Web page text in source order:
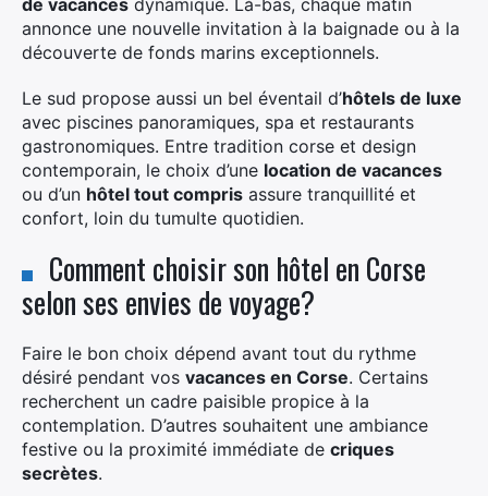
de vacances dynamique. Là-bas, chaque matin
annonce une nouvelle invitation à la baignade ou à la
découverte de fonds marins exceptionnels.
Le sud propose aussi un bel éventail d’hôtels de luxe
avec piscines panoramiques, spa et restaurants
gastronomiques. Entre tradition corse et design
contemporain, le choix d’une location de vacances
ou d’un hôtel tout compris assure tranquillité et
confort, loin du tumulte quotidien.
Comment choisir son hôtel en Corse
selon ses envies de voyage?
Faire le bon choix dépend avant tout du rythme
désiré pendant vos vacances en Corse. Certains
recherchent un cadre paisible propice à la
contemplation. D’autres souhaitent une ambiance
festive ou la proximité immédiate de criques
secrètes.
×
Rechercher
: